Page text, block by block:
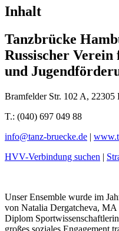
Inhalt
Tanzbrücke
Russischer
und
Bramfelder Str. 102 A, 22305
T.: (040) 697 049 88
info@tanz-bruecke.de |
HVV-Verbindung suchen |
Unser Ensemble wurde im
von Natalia Dergatcheva,
Diplom